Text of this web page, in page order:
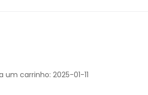
carrinho: 2025-01-11